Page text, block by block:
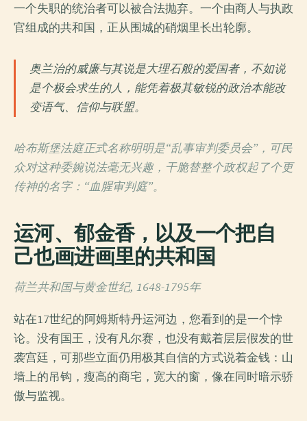
一个失职的统治者可以被合法抛弃。一个由商人与执政
官组成的共和国，正从围城的硝烟里长出轮廓。
奥兰治的威廉与其说是大理石般的爱国者，不如说
是个极会求生的人，能凭着极其敏锐的政治本能改
变语气、信仰与联盟。
哈布斯堡法庭正式名称明明是“乱事审判委员会”，可民
众对这种委婉说法毫无兴趣，干脆替整个政权起了个更
传神的名字：“血腥审判庭”。
运河、郁金香，以及一个把自
己也画进画里的共和国
荷兰共和国与黄金世纪, 1648-1795年
站在17世纪的阿姆斯特丹运河边，您看到的是一个悖
论。没有国王，没有凡尔赛，也没有戴着层层假发的世
袭宫廷，可那些立面仍用极其自信的方式说着金钱：山
墙上的吊钩，瘦高的商宅，宽大的窗，像在同时暗示骄
傲与监视。